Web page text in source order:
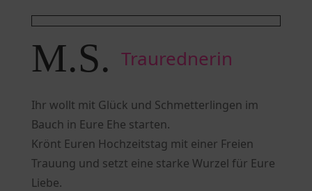
M.S. Traurednerin
Ihr wollt mit Glück und Schmetterlingen im
Bauch in Eure Ehe starten.
Krönt Euren Hochzeitstag mit einer Freien
Trauung und setzt eine starke Wurzel für Eure
Liebe.